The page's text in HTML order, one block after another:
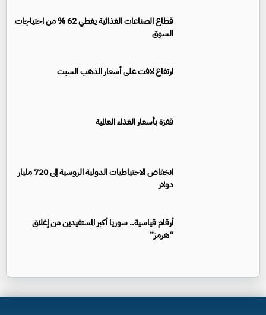
قطاع الصناعات الغذائية يغطي 62 % من احتياجات
السوق
ارتفاع لافت على أسعار الذهب السبت
قفزة بأسعار الغذاء العالمية
انخفاض الاحتياطيات الدولية الروسية إلى 720 مليار
دولار
أرقام قياسية.. سوريا أكبر المستفيدين من إغلاق
“هرمز”